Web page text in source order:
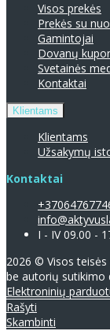
Visos prekės
Prekės su
Gamintojai
Dovanų
Svetainės
Kontaktai
Klientams
Klientams
Užsakymų
Kontaktai
I - IV 09.00 -
2026 © Visos
be autorių sutikimo
Elektroninių
Rašyti
Skambinti